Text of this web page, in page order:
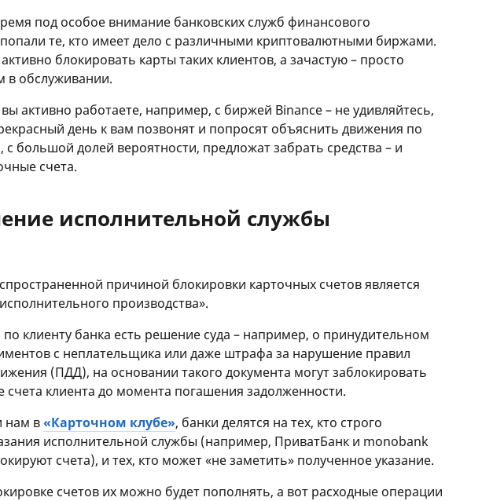
под особое внимание банковских служб финансового
те, кто имеет дело с различными криптовалютными биржами.
блокировать карты таких клиентов, а зачастую – просто
в обслуживании.
активно работаете, например, с биржей Binance – не удивляйтесь,
день к вам позвонят и попросят объяснить движения по
с большой долей вероятности, предложат забрать средства – и
счета.
исполнительной службы
причиной блокировки карточных счетов является
производства».
по клиенту банка есть решение суда – например, о принудительном
с неплательщика или даже штрафа за нарушение правил
(ПДД), на основании такого документа могут заблокировать
счета клиента до момента погашения задолженности.
нам в«Карточном клубе», банки делятся на тех, кто строго
исполнительной службы (например, ПриватБанк и monobank
счета), и тех, кто может «не заметить» полученное указание.
счетов их можно будет пополнять, а вот расходные операции